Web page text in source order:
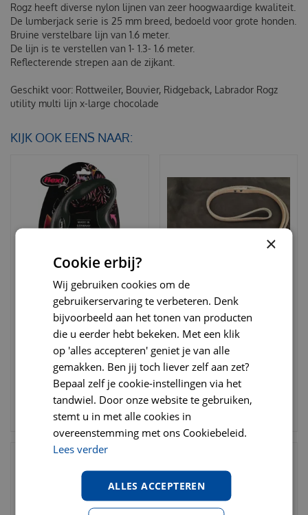
Rogz heeft diverse nylon lijnen van zeer hoogwaardige kwaliteit.
De lumberjack serie is 25 mm breed, bedoeld voor grote honden.
Bruine verstelbare lijn van 1.6 meter.
De lijn is te verstellen van 1- 1.3- 1.6 meter.
Reflecterende strepen aan de zijkant.
Geschikt voor: Rottweiler, Bouvier, Ridgeback, Labrador Rogz
utility multi lijn x-large chocolade
KIJK OOK EENS NAAR:
Flexi rollijn classic tape
large 8 meter zwart
36,50€ 28 ,95
BESTELLEN
Kngf dressuurlijn 1.5 cm x
1,90 meter
€ 48 ,95€
×
Cookie erbij?
Wij gebruiken cookies om de
gebruikerservaring te verbeteren. Denk
bijvoorbeeld aan het tonen van producten
die u eerder hebt bekeken. Met een klik
op 'alles accepteren' geniet je van alle
gemakken. Ben jij toch liever zelf aan zet?
Bepaal zelf je cookie-instellingen via het
tandwiel. Door onze website te gebruiken,
stemt u in met alle cookies in
overeenstemming met ons Cookiebeleid.
Lees verder
ALLES ACCEPTEREN